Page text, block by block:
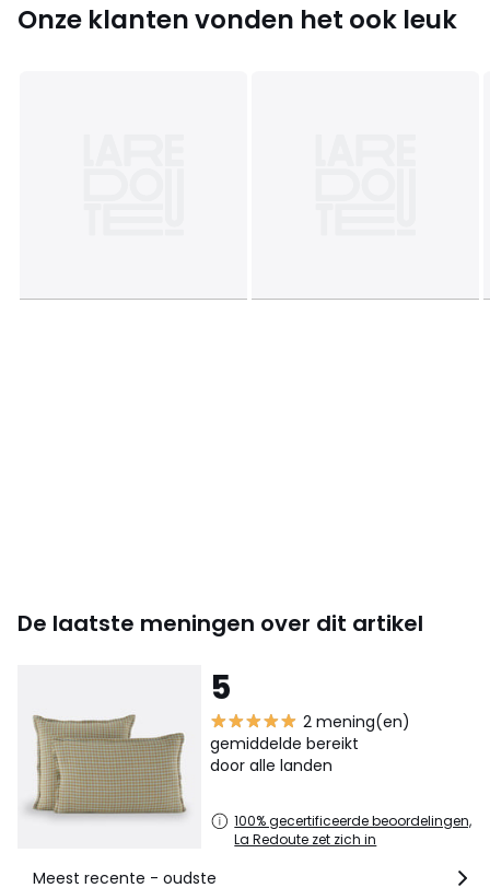
Onze klanten vonden het ook leuk
De laatste meningen over dit artikel
5
2 mening(en)
gemiddelde bereikt
door alle landen
100% gecertificeerde beoordelingen,
La Redoute zet zich in
Meest recente - oudste